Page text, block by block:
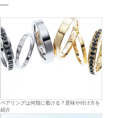
ペアリングは何指に着ける？意味や付け方を
紹介